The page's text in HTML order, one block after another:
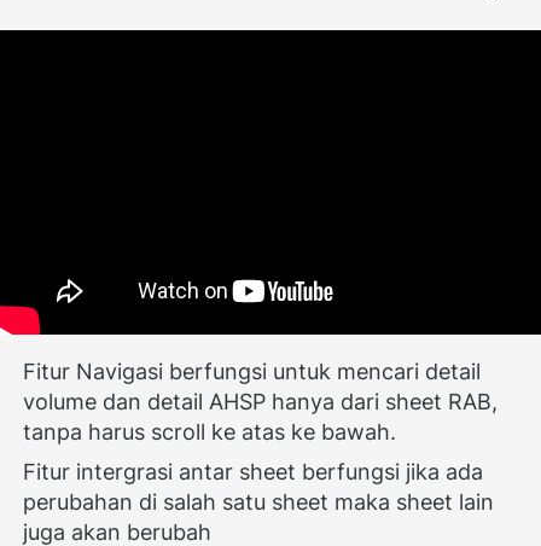
Fitur Navigasi berfungsi untuk mencari detail
volume dan detail AHSP hanya dari sheet RAB,
tanpa harus scroll ke atas ke bawah.
Fitur intergrasi antar sheet berfungsi jika ada
perubahan di salah satu sheet maka sheet lain
juga akan berubah